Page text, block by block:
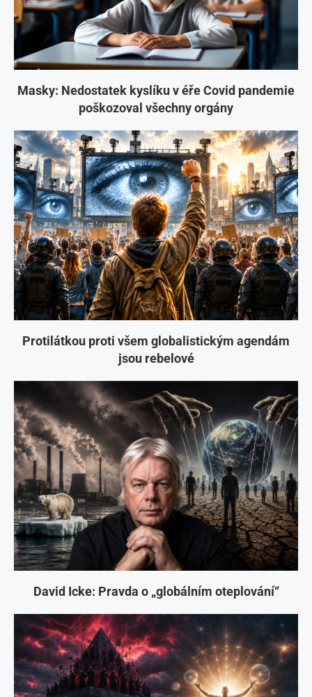
Masky: Nedostatek kyslíku v éře Covid pandemie
poškozoval všechny orgány
Protilátkou proti všem globalistickým agendám
jsou rebelové
David Icke: Pravda o „globálním oteplování“